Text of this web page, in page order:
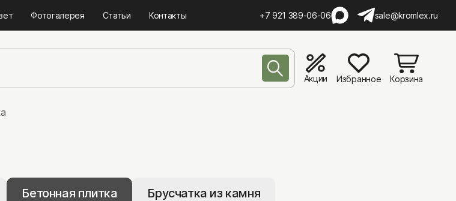
Фотогалерея Статьи Контакты +7 921 389-06-06 sale@kromlex.ru
Акции Избранное Корзина
Тротуарная плитка
Бетонная плитка Брусчатка из камня